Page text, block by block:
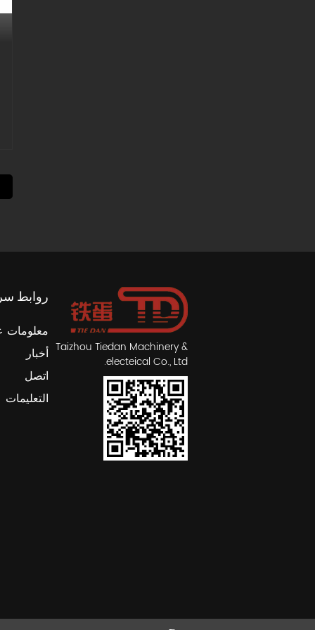
Taizhou Tiedan Machinery &
electeical Co., Ltd.
روابط
معلومات
أخبار
اتصل
التعليمات